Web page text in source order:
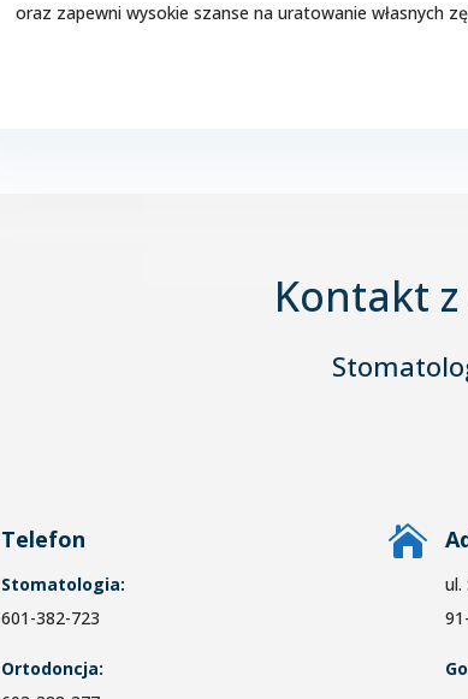
oraz zapewni wysokie szanse na uratowanie własnych
Kontakt
Telefon
Stomatologia:
601-382-723
Ortodoncja:

ul.